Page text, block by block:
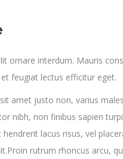
ornare interdum. Mauris
feugiat lectus efficitur eget.
amet justo non, varius
nibh, non finibus sapien
hendrerit lacus risus, vel
rutrum rhoncus arcu,